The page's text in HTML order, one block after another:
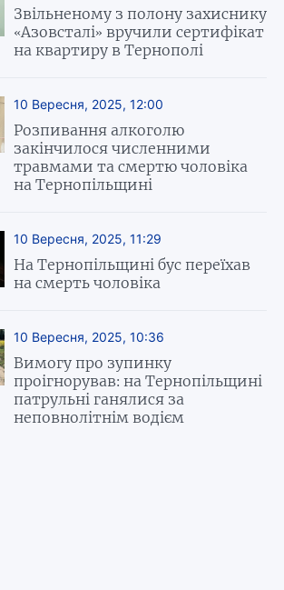
Звільненому з полону захиснику
«Азовсталі» вручили сертифікат
на квартиру в Тернополі
10 Вересня, 2025, 12:00
Розпивання алкоголю
закінчилося численними
травмами та смертю чоловіка
на Тернопільщині
10 Вересня, 2025, 11:29
На Тернопільщині бус переїхав
на смерть чоловіка
10 Вересня, 2025, 10:36
Вимогу про зупинку
проігнорував: на Тернопільщині
патрульні ганялися за
неповнолітнім водієм